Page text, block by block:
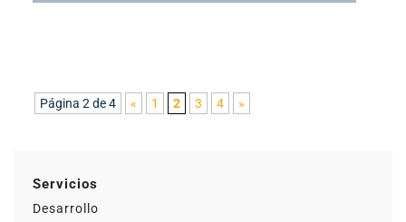
Página 2 de 4 « 1 2 3 4 »
Servicios
Desarrollo